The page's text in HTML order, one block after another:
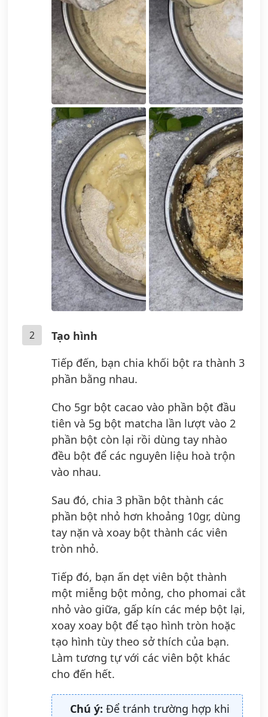
2
Tạo hình
Tiếp đến, bạn chia khối bột ra thành 3
phần bằng nhau.
Cho 5gr bột cacao vào phần bột đầu
tiên và 5g bột matcha lần lượt vào 2
phần bột còn lại rồi dùng tay nhào
đều bột để các nguyên liệu hoà trộn
vào nhau.
Sau đó, chia 3 phần bột thành các
phần bột nhỏ hơn khoảng 10gr, dùng
tay nặn và xoay bột thành các viên
tròn nhỏ.
Tiếp đó, bạn ấn dẹt viên bột thành
một miễng bột mỏng, cho phomai cắt
nhỏ vào giữa, gấp kín các mép bột lại,
xoay xoay bột để tạo hình tròn hoặc
tạo hình tùy theo sở thích của bạn.
Làm tương tự với các viên bột khác
cho đến hết.
Chú ý: Để tránh trường hợp khi